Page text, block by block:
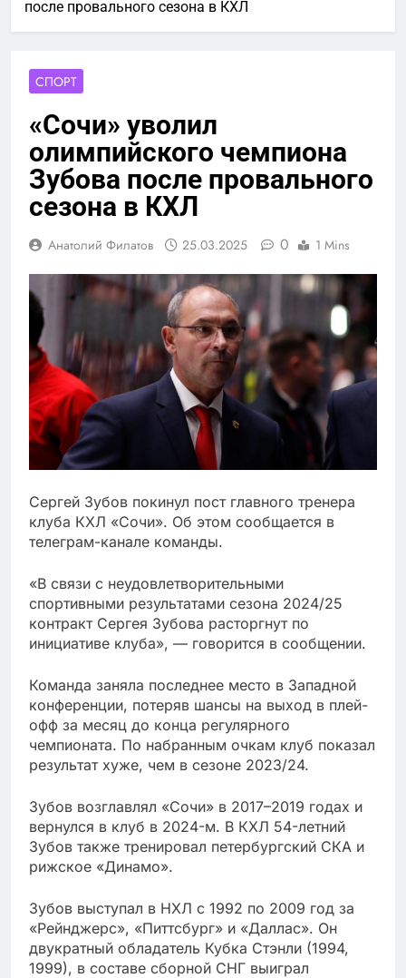
после провального сезона в КХЛ
СПОРТ
«Сочи» уволил
олимпийского чемпиона
Зубова после провального
сезона в КХЛ
Анатолий Филатов 25.03.2025 0 1 Mins
Сергей Зубов покинул пост главного тренера
клуба КХЛ «Сочи». Об этом сообщается в
телеграм-канале команды.
«В связи с неудовлетворительными
спортивными результатами сезона 2024/25
контракт Сергея Зубова расторгнут по
инициативе клуба», — говорится в сообщении.
Команда заняла последнее место в Западной
конференции, потеряв шансы на выход в плей-
офф за месяц до конца регулярного
чемпионата. По набранным очкам клуб показал
результат хуже, чем в сезоне 2023/24.
Зубов возглавлял «Сочи» в 2017–2019 годах и
вернулся в клуб в 2024-м. В КХЛ 54-летний
Зубов также тренировал петербургский СКА и
рижское «Динамо».
Зубов выступал в НХЛ с 1992 по 2009 год за
«Рейнджерс», «Питтсбург» и «Даллас». Он
двукратный обладатель Кубка Стэнли (1994,
1999), в составе сборной СНГ выиграл